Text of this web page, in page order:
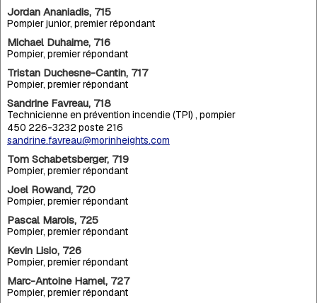
Jordan Ananiadis, 715
Pompier junior, premier répondant
Michael Duhaime, 716
Pompier, premier répondant
Tristan Duchesne-Cantin, 717
Pompier, premier répondant
Sandrine Favreau, 718
Technicienne en prévention incendie (TPI) , pompier
450 226-3232 poste 216
sandrine.favreau@morinheights.com
Tom Schabetsberger, 719
Pompier, premier répondant
Joel Rowand, 720
Pompier, premier répondant
Pascal Marois, 725
Pompier, premier répondant
Kevin Lisio, 726
Pompier, premier répondant
Marc-Antoine Hamel, 727
Pompier, premier répondant